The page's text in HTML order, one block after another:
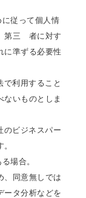
従って個人情
第三 者に対す
に準ずる必要性
で利用すること
ないものとしま
のビジネスパー
場合。
、同意無しでは
ータ分析などを